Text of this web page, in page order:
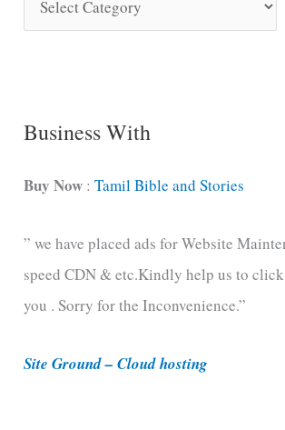
o
C
t
g
o
r
e
Business With
Buy Now :Tamil Bible and Stories
” we have placed ads for Website
speed CDN & etc.Kindly help us to
you . Sorry for the Inconvenience.”
Site Ground – Cloud hosting